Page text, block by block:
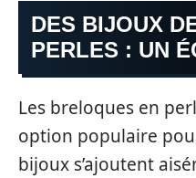
DES BIJOUX
PERLES : UN
Les breloques en
option populaire
bijoux s’ajoutent